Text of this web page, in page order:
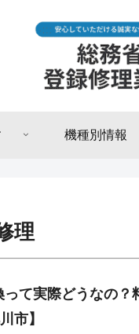
機種別情報
理
て実際どうなの？
市】